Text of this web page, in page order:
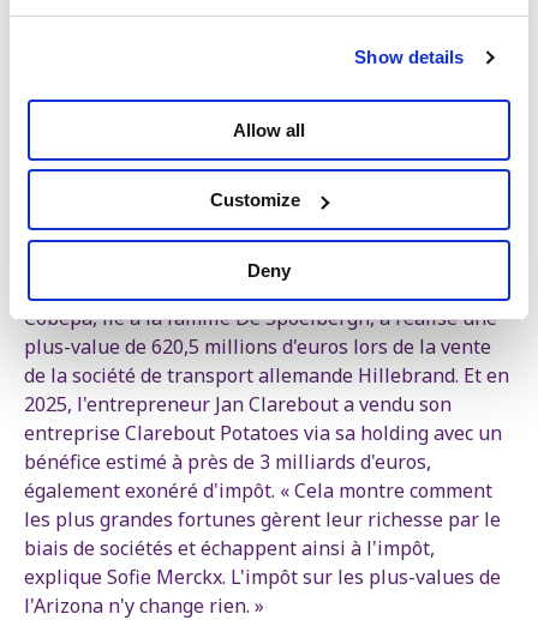
Show details
Allow all
Customize
Deny
recettes supplémentaires par an.
Cheffe de groupe PTB à la Chambre
Quelques exemples concrets illustrent l’ampleur de ce
phénomène. En 2022, Ackermans & van Haaren a
réalisé un bénéfice de 340 millions d'euros lors de la
vente d'actions qu’elle possédait dans deux
entreprises - Anima et Manuchar - sans payer
d'impôt. La même année, le véhicule d'investissement
Cobepa, lié à la famille De Spoelbergh, a réalisé une
plus-value de 620,5 millions d'euros lors de la vente
de la société de transport allemande Hillebrand. Et en
2025, l'entrepreneur Jan Clarebout a vendu son
entreprise Clarebout Potatoes via sa holding avec un
bénéfice estimé à près de 3 milliards d'euros,
également exonéré d'impôt. « Cela montre comment
les plus grandes fortunes gèrent leur richesse par le
biais de sociétés et échappent ainsi à l'impôt,
explique Sofie Merckx. L'impôt sur les plus-values de
l'Arizona n'y change rien. »